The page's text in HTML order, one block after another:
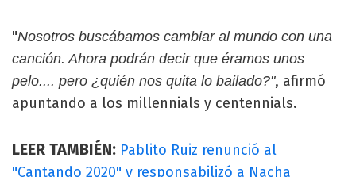
"Nosotros buscábamos cambiar al mundo con una
canción. Ahora podrán decir que éramos unos
pelo.... pero ¿quién nos quita lo bailado?", afirmó
apuntando a los millennials y centennials.
LEER TAMBIÉN: Pablito Ruiz renunció al
"Cantando 2020" y responsabilizó a Nacha